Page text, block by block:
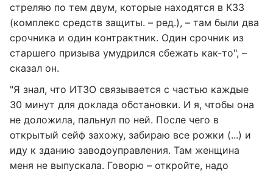
стреляю по тем двум, которые находятся в КЗЗ
(комплекс средств защиты. – ред.), – там были два
срочника и один контрактник. Один срочник из
старшего призыва умудрился сбежать как-то", –
сказал он.
"Я знал, что ИТЗО связывается с частью каждые
30 минут для доклада обстановки. И я, чтобы она
не доложила, пальнул по ней. После чего в
открытый сейф захожу, забираю все рожки (...) и
иду к зданию заводоуправления. Там женщина
меня не выпускала. Говорю – откройте, надо